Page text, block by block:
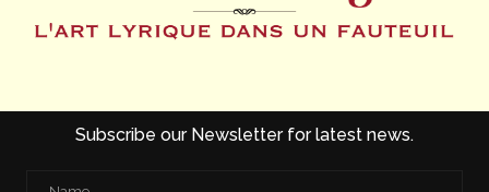
Subscribe our Newsletter for latest news.